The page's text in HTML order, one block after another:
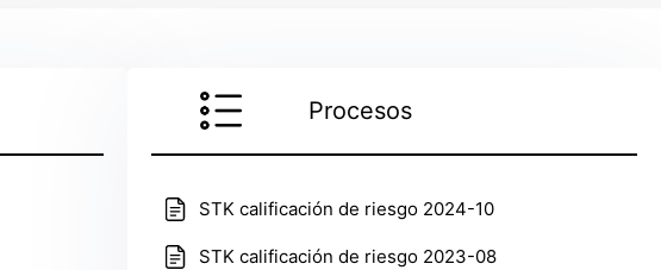
Procesos
STK calificación de riesgo 2024-10
STK calificación de riesgo 2023-08